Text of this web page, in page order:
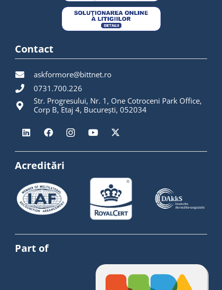
Contact
askformore@bittnet.ro
0731.700.226
Str. Progresului, Nr. 1, One Cotroceni Park Office,
Corp B, Etaj 4, București, 052034
Acreditări
Part of